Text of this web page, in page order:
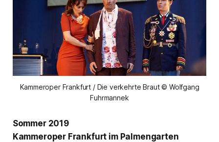
Kammeroper Frankfurt / Die verkehrte Braut © Wolfgang
Fuhrmannek
Sommer 2019
Kammeroper Frankfurt im Palmengarten